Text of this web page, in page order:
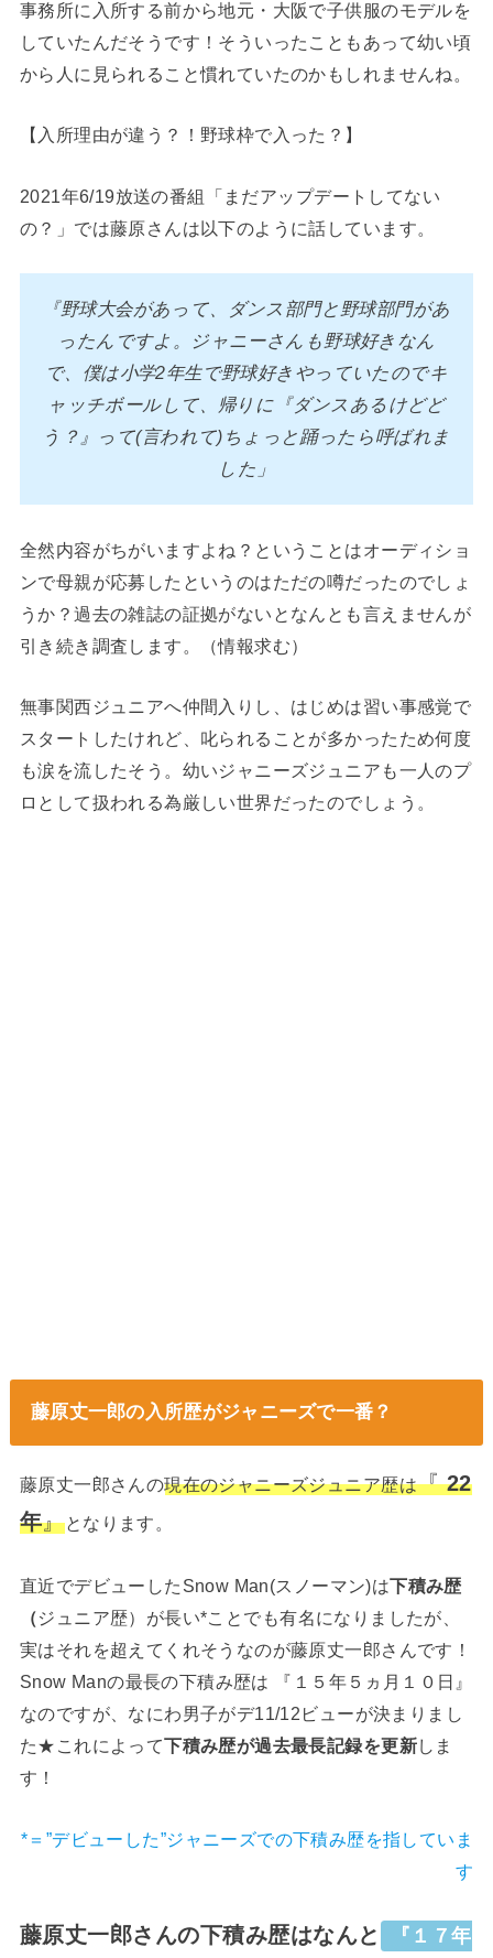
事務所に入所する前から地元・大阪で子供服のモデルを
していたんだそうです！そういったこともあって幼い頃
から人に見られること慣れていたのかもしれませんね。
【入所理由が違う？！野球枠で入った？】
2021年6/19放送の番組「まだアップデートしてない
の？」では藤原さんは以下のように話しています。
『野球大会があって、ダンス部門と野球部門があ
ったんですよ。ジャニーさんも野球好きなん
で、僕は小学2年生で野球好きやっていたのでキ
ャッチボールして、帰りに『ダンスあるけどど
う？』って(言われて)ちょっと踊ったら呼ばれま
した」
全然内容がちがいますよね？ということはオーディショ
ンで母親が応募したというのはただの噂だったのでしょ
うか？過去の雑誌の証拠がないとなんとも言えませんが
引き続き調査します。（情報求む）
無事関西ジュニアへ仲間入りし、はじめは習い事感覚で
スタートしたけれど、叱られることが多かったため何度
も涙を流したそう。幼いジャニーズジュニアも一人のプ
ロとして扱われる為厳しい世界だったのでしょう。
藤原丈一郎の入所歴がジャニーズで一番？
藤原丈一郎さんの現在のジャニーズジュニア歴は『22
年』となります。
直近でデビューしたSnow Man(スノーマン)は下積み歴
（ジュニア歴）が長い*ことでも有名になりましたが、
実はそれを超えてくれそうなのが藤原丈一郎さんです！
Snow Manの最長の下積み歴は 『１５年５ヵ月１０日』
なのですが、なにわ男子がデ11/12ビューが決まりまし
た★これによって下積み歴が過去最長記録を更新しま
す！
*＝”デビューした”ジャニーズでの下積み歴を指していま
す
藤原丈一郎さんの下積み歴はなんと 『１７年